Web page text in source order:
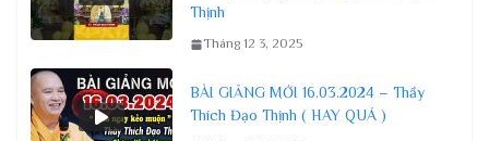
Thịnh
Tháng 12 3, 2025
BÀI GIẢNG MỚI 16.03.2024 – Thầy
Thích Đạo Thịnh ( HAY QUÁ )